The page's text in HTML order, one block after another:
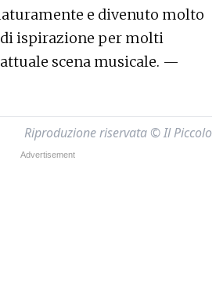
e divenuto molto
ispirazione per molti
scena musicale. —
Riproduzione riservata © Il Piccolo